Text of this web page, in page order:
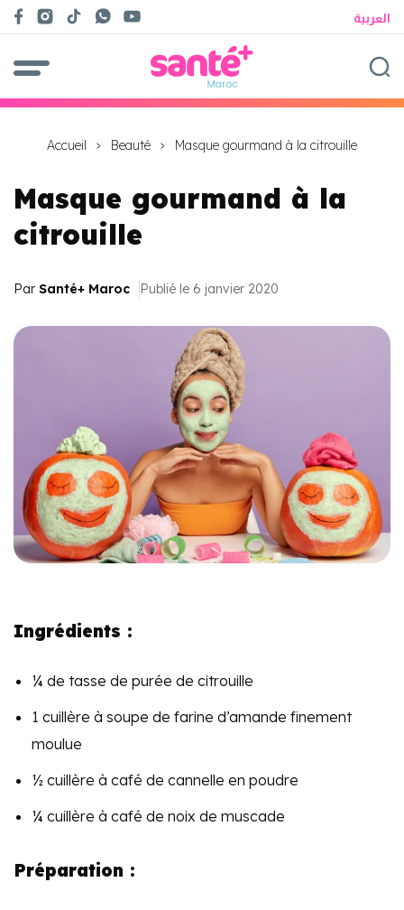
العربية
Accueil Beauté Masque gourmand à la citrouille
Masque gourmand à la
citrouille
Par Santé+ Maroc Publié le 6 janvier 2020
Ingrédients :
¼ de tasse de purée de citrouille
1 cuillère à soupe de farine d’amande finement
moulue
½ cuillère à café de cannelle en poudre
¼ cuillère à café de noix de muscade
Préparation :